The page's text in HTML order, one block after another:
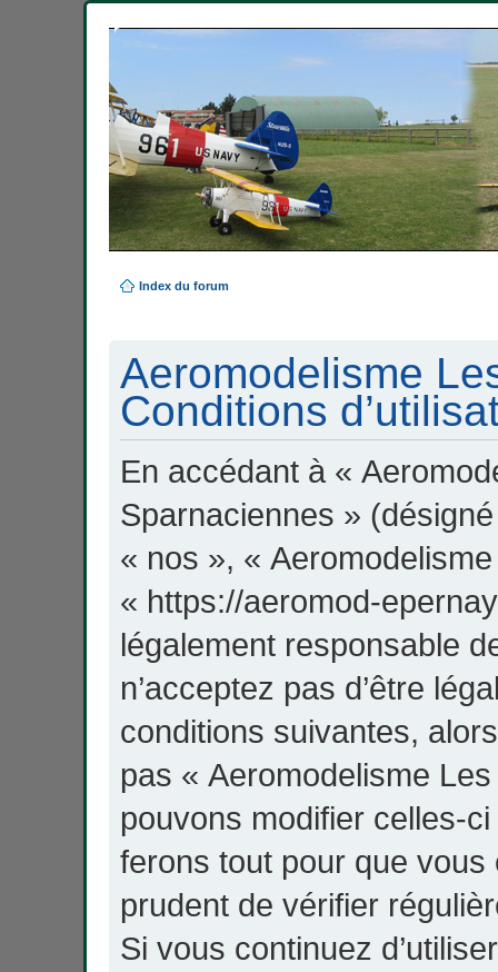
Index du forum
Aeromodelisme
Conditions
En accédant à «
Sparnaciennes »
« nos », «
« https://aeromod-
légalement responsable
n’acceptez pas d’être
conditions suivantes,
pas « Aeromodelisme
pouvons modifier celles-
ferons tout pour que vous
prudent de vérifier
Si vous continuez